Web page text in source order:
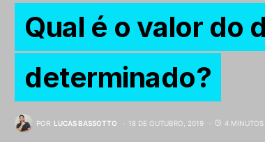
Qual é o valor do
determinado?
POR LUCAS BASSOTTO 18 DE OUTUBRO, 2019 4 MINUTOS